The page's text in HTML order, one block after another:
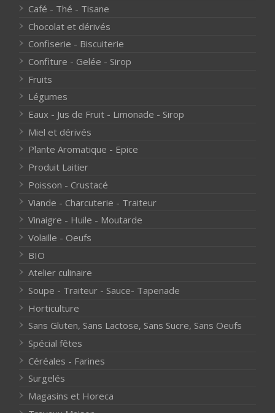
Café - Thé - Tisane
Chocolat et dérivés
Confiserie - Biscuiterie
Confiture - Gelée - Sirop
Fruits
Légumes
Eaux - Jus de Fruit - Limonade - Sirop
Miel et dérivés
Plante Aromatique - Epice
Produit Laitier
Poisson - Crustacé
Viande - Charcuterie - Traiteur
Vinaigre - Huile - Moutarde
Volaille - Oeufs
BIO
Atelier culinaire
Soupe - Traiteur - Sauce- Tapenade
Horticulture
Sans Gluten, Sans Lactose, Sans Sucre, Sans Oeufs
Spécial fêtes
Céréales - Farines
Surgelés
Magasins et Horeca